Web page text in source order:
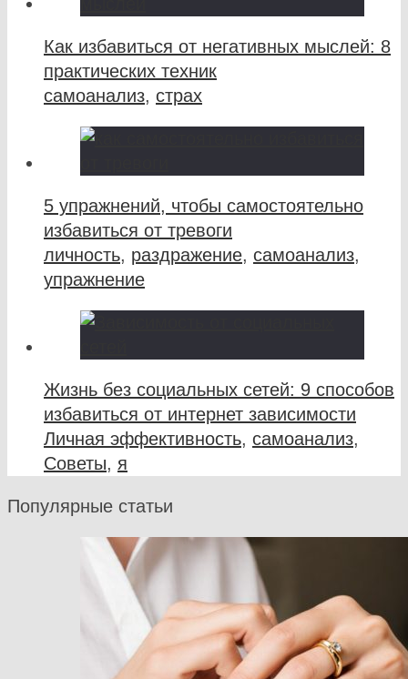
Как избавиться от негативных мыслей: 8
практических техник
самоанализ, страх
5 упражнений, чтобы самостоятельно
избавиться от тревоги
личность, раздражение, самоанализ,
упражнение
Жизнь без социальных сетей: 9 способов
избавиться от интернет зависимости
Личная эффективность, самоанализ,
Советы, я
Популярные статьи